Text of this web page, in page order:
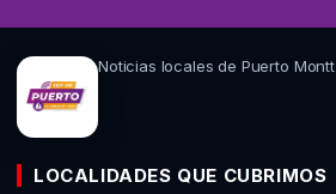
Noticias locales de Puerto
LOCALIDADES QUE CUBRIMOS